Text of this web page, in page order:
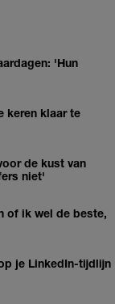
'Hun
keren klaar te
de kust van
niet'
of ik wel de beste,
je LinkedIn-tijdlijn